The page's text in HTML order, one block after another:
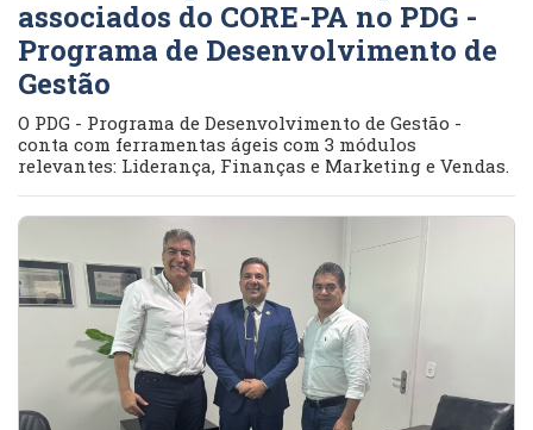
associados do CORE-PA no PDG -
Programa de Desenvolvimento de
Gestão
O PDG - Programa de Desenvolvimento de Gestão -
conta com ferramentas ágeis com 3 módulos
relevantes: Liderança, Finanças e Marketing e Vendas.